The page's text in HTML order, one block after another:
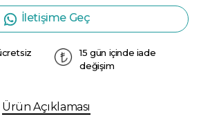
İletişime Geç
15 gün içinde iade
değişim
Ürün Açıklaması